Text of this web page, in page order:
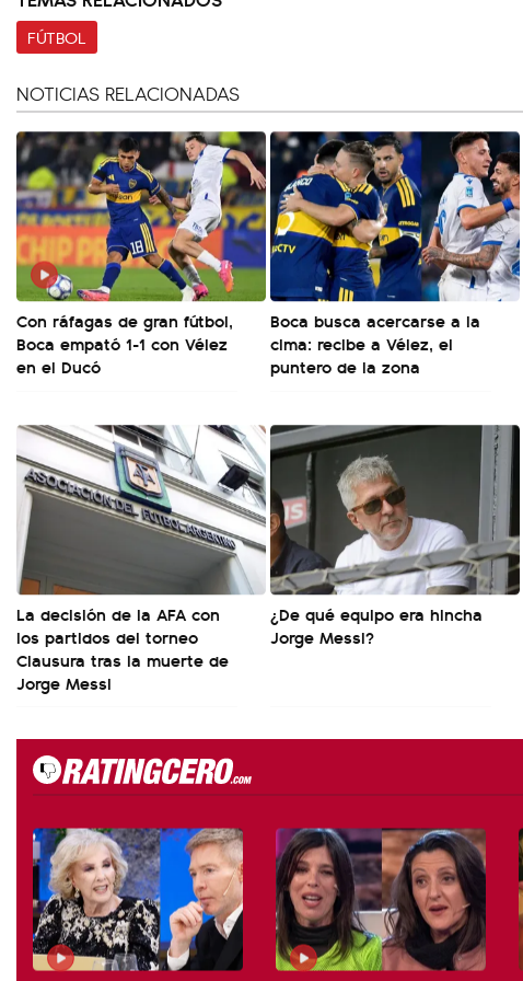
FÚTBOL
NOTICIAS RELACIONADAS
Con ráfagas de gran fútbol,
Boca empató 1-1 con Vélez
en el Ducó
Boca busca acercarse a la
cima: recibe a Vélez, el
puntero de la zona
La decisión de la AFA con
los partidos del torneo
Clausura tras la muerte de
Jorge Messi
¿De qué equipo era hincha
Jorge Messi?